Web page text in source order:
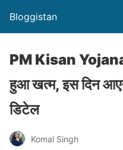
Bloggistan
PM Kisan
हुआ खत्म, इस दिन
डिटेल
Komal Singh